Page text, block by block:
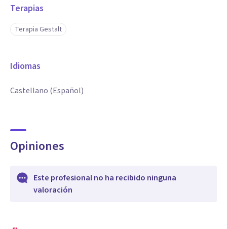
Terapias
Terapia Gestalt
Idiomas
Castellano (Español)
Opiniones
Este profesional no ha recibido ninguna
valoración